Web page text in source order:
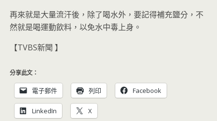
再來就是大量流汗後，除了喝水外，要記得補充鹽分，不
然就是喝運動飲料，以免水中毒上身。
【TVBS新聞 】
分享此文：
電子郵件 列印 Facebook
LinkedIn X